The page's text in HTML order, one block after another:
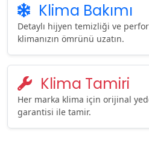
Klima Bakımı
Detaylı hijyen temizliği ve
klimanızın ömrünü uzatın.
Klima Tamiri
Her marka klima için orijinal
garantisi ile tamir.